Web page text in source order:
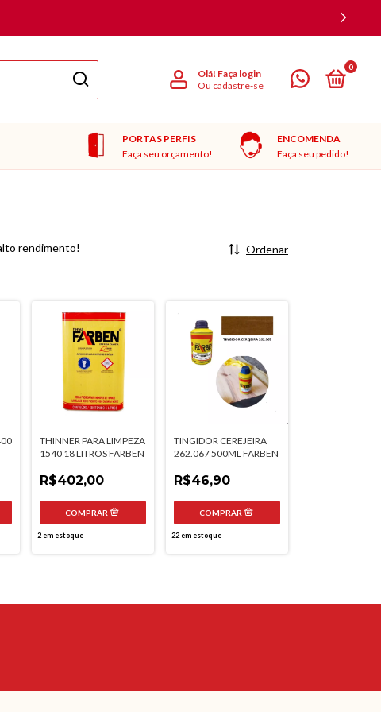
Olá! Faça login
Ou cadastre-se
0
PORTAS PERFIS
Faça seu orçamento!
ENCOMENDA
Faça seu pedido!
rendimento! Ordenar
THINNER PARA LIMPEZA
1540 18 LITROS FARBEN
R$402,00
2em estoque
TINGIDOR CEREJEIRA
262.067 500ML FARBEN
R$46,90
22em estoque